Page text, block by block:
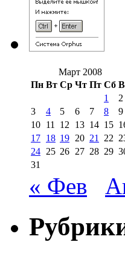
Март 2008
Пн Вт Ср Чт Пт Сб
1
2
3
4 5 6 7 8
9
10 11 12 13 14 15
17 18 19 20 21 22
24 25 26 27 28 29
31
« Фев